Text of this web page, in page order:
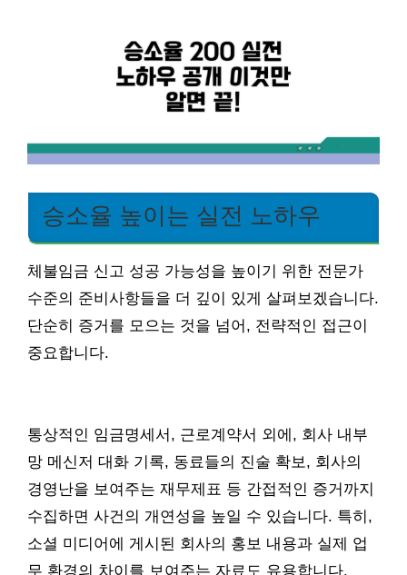
승소율 높이는 실전 노하우
체불임금 신고 성공 가능성을 높이기 위한 전문가
수준의 준비사항들을 더 깊이 있게 살펴보겠습니다.
단순히 증거를 모으는 것을 넘어, 전략적인 접근이
중요합니다.
통상적인 임금명세서, 근로계약서 외에, 회사 내부
망 메신저 대화 기록, 동료들의 진술 확보, 회사의
경영난을 보여주는 재무제표 등 간접적인 증거까지
수집하면 사건의 개연성을 높일 수 있습니다. 특히,
소셜 미디어에 게시된 회사의 홍보 내용과 실제 업
무 환경의 차이를 보여주는 자료도 유용합니다.